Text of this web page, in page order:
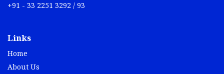
+91 - 33 2251 3292 / 93
Links
Home
About Us